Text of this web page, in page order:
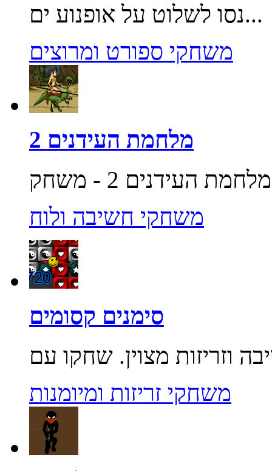
נסו לשלוט על אופנוע ים...
משחקי ספורט ומרוצים
מלחמת העידנים 2
משחקי חשיבה ולוח
סימנים קסומים
משחקי זריזות ומיומנות